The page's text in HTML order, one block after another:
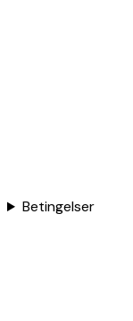
Betingelser